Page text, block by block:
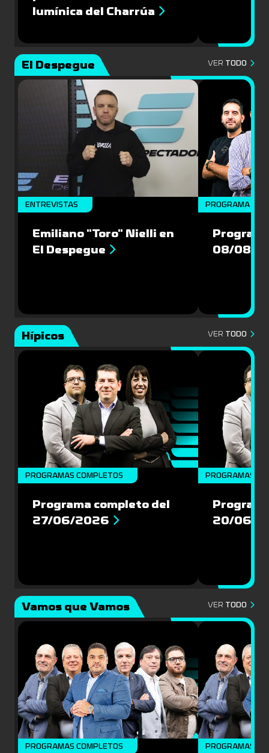
lumínica del Charrúa
El Despegue VER TODO
ENTREVISTAS
Emiliano "Toro" Nielli en
El Despegue
PROGRAMA
08/08/
Hípicos VER TODO
PROGRAMAS COMPLETOS
Programa completo del
27/06/2026
PROGRAMAS
20/06/
Vamos que Vamos VER TODO
PROGRAMAS COMPLETOS PROGRAMAS